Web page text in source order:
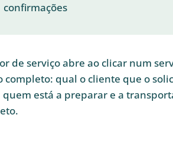
confirmações
de serviço abre ao clicar num
completo: qual o cliente que o
está a preparar e a